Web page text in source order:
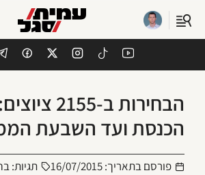
הבחירות ב-
הכנסת ועד השבעת
פורסם בתאריך:16/07/2015 תגיות: